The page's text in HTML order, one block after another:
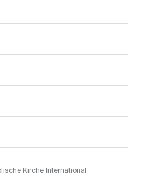
Kirche International